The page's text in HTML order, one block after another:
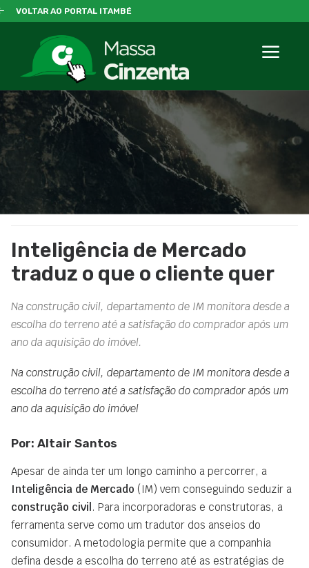
VOLTAR AO PORTAL ITAMBÉ
Inteligência de Mercado
traduz o que o cliente quer
Na construção civil, departamento de IM monitora desde a
escolha do terreno até a satisfação do comprador após um
ano da aquisição do imóvel.
Na construção civil, departamento de IM monitora desde a
escolha do terreno até a satisfação do comprador após um
ano da aquisição do imóvel
Por: Altair Santos
Apesar de ainda ter um longo caminho a percorrer, a
Inteligência de Mercado (IM) vem conseguindo seduzir a
construção civil . Para incorporadoras e construtoras, a
ferramenta serve como um tradutor dos anseios do
consumidor. A metodologia permite que a companhia
defina desde a escolha do terreno até as estratégias de